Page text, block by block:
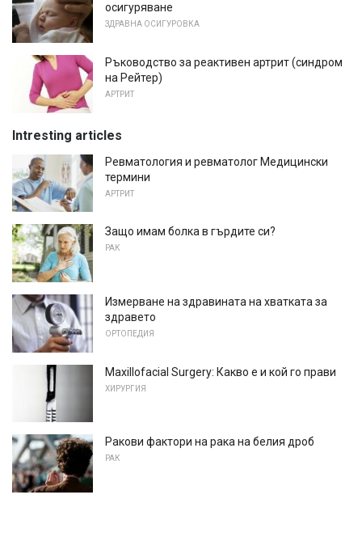
осигуряване
ЗДРАВНА ОСИГУРОВКА
Ръководство за реактивен артрит (синдром
на Рейтер)
АРТРИТ
Intresting articles
Ревматология и ревматолог Медицински
термини
АРТРИТ
Защо имам болка в гърдите си?
РАК
Измерване на здравината на хватката за
здравето
ОРТОПЕДИЯ
Maxillofacial Surgery: Какво е и кой го прави
ХИРУРГИЯ
Ракови фактори на рака на белия дроб
РАК